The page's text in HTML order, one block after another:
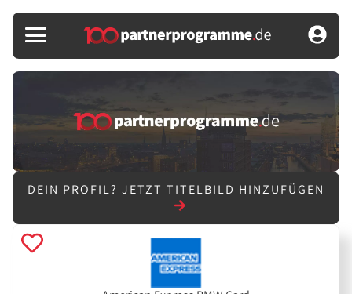
DEIN PROFIL? JETZT TITELBILD HINZUFÜGEN